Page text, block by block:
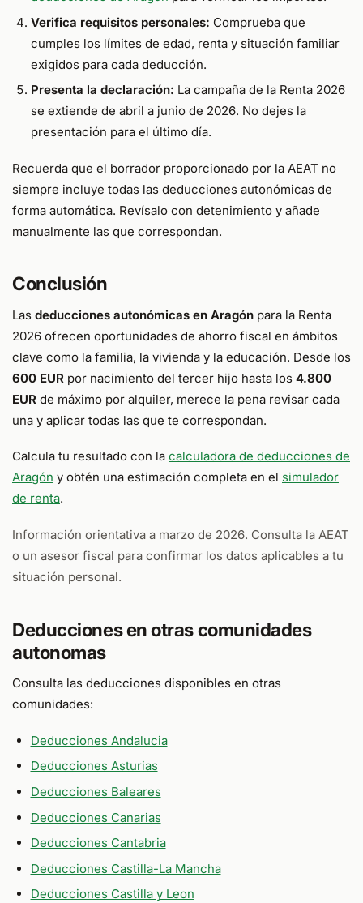
Verifica requisitos personales: Comprueba que
cumples los límites de edad, renta y situación familiar
exigidos para cada deducción.
Presenta la declaración: La campaña de la Renta 2026
se extiende de abril a junio de 2026. No dejes la
presentación para el último día.
Recuerda que el borrador proporcionado por la AEAT no
siempre incluye todas las deducciones autonómicas de
forma automática. Revísalo con detenimiento y añade
manualmente las que correspondan.
Conclusión
Las deducciones autonómicas en Aragón para la Renta
2026 ofrecen oportunidades de ahorro fiscal en ámbitos
clave como la familia, la vivienda y la educación. Desde los
600 EUR por nacimiento del tercer hijo hasta los 4.800
EUR de máximo por alquiler, merece la pena revisar cada
una y aplicar todas las que te correspondan.
Calcula tu resultado con la calculadora de deducciones de
Aragón y obtén una estimación completa en el simulador
de renta.
Información orientativa a marzo de 2026. Consulta la AEAT
o un asesor fiscal para confirmar los datos aplicables a tu
situación personal.
Deducciones en otras comunidades
autonomas
Consulta las deducciones disponibles en otras
comunidades:
Deducciones Andalucia
Deducciones Asturias
Deducciones Baleares
Deducciones Canarias
Deducciones Cantabria
Deducciones Castilla-La Mancha
Deducciones Castilla y Leon